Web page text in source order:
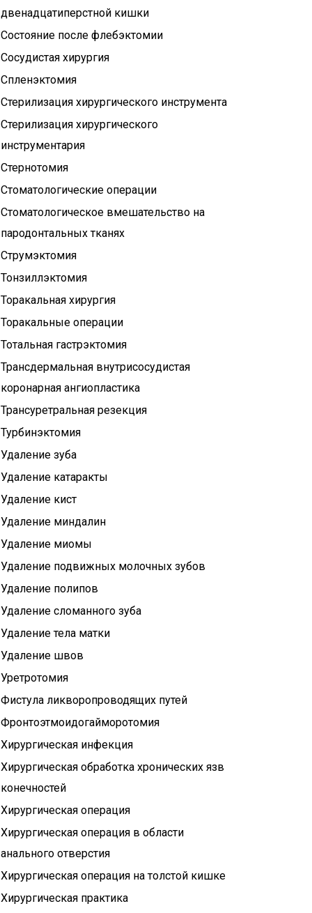
двенадцатиперстной кишки
Состояние после флебэктомии
Сосудистая хирургия
Спленэктомия
Стерилизация хирургического инструмента
Стерилизация хирургического
инструментария
Стернотомия
Стоматологические операции
Стоматологическое вмешательство на
пародонтальных тканях
Струмэктомия
Тонзиллэктомия
Торакальная хирургия
Торакальные операции
Тотальная гастрэктомия
Трансдермальная внутрисосудистая
коронарная ангиопластика
Трансуретральная резекция
Турбинэктомия
Удаление зуба
Удаление катаракты
Удаление кист
Удаление миндалин
Удаление миомы
Удаление подвижных молочных зубов
Удаление полипов
Удаление сломанного зуба
Удаление тела матки
Удаление швов
Уретротомия
Фистула ликворопроводящих путей
Фронтоэтмоидогайморотомия
Хирургическая инфекция
Хирургическая обработка хронических язв
конечностей
Хирургическая операция
Хирургическая операция в области
анального отверстия
Хирургическая операция на толстой кишке
Хирургическая практика